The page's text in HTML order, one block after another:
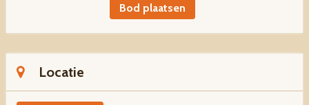
Bod plaatsen
Locatie